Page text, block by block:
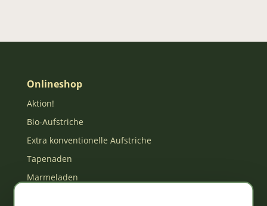
Onlineshop
Aktion!
Bio-Aufstriche
Extra konventionelle Aufstriche
Tapenaden
Marmeladen